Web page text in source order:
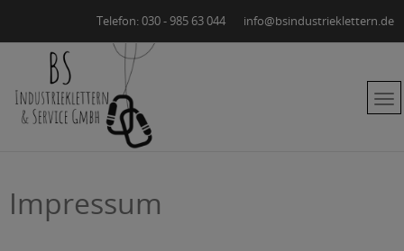
Telefon: 030 - 985 63 044 info@bsindustrieklettern.de
Impressum